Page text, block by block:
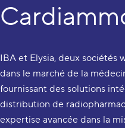
IBA et Elysia, deux sociétés
dans le marché de la
fournissant des solutions
distribution de
expertise avancée dans la